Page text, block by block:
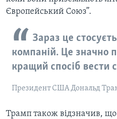
Європейський Союз”.
Зараз це
компаній. Це значно
кращий спосіб вести
Президент США Дональд
Трамп також відзначив,